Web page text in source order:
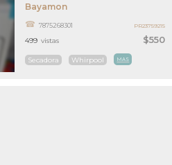
Bayamon
$550
7875268301
Secadora Whirpool MAS
499 vistas
PR23759215